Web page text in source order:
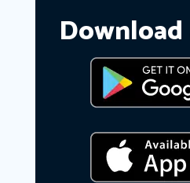
Download